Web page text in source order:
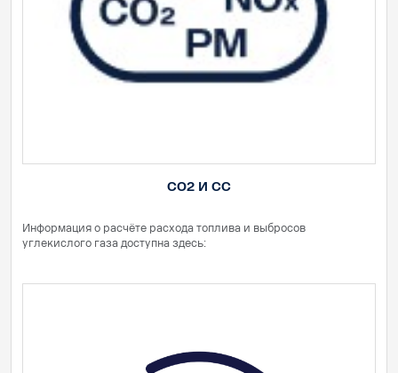
CO2 И СС
Информация о расчёте расхода топлива и выбросов
углекислого газа доступна здесь: